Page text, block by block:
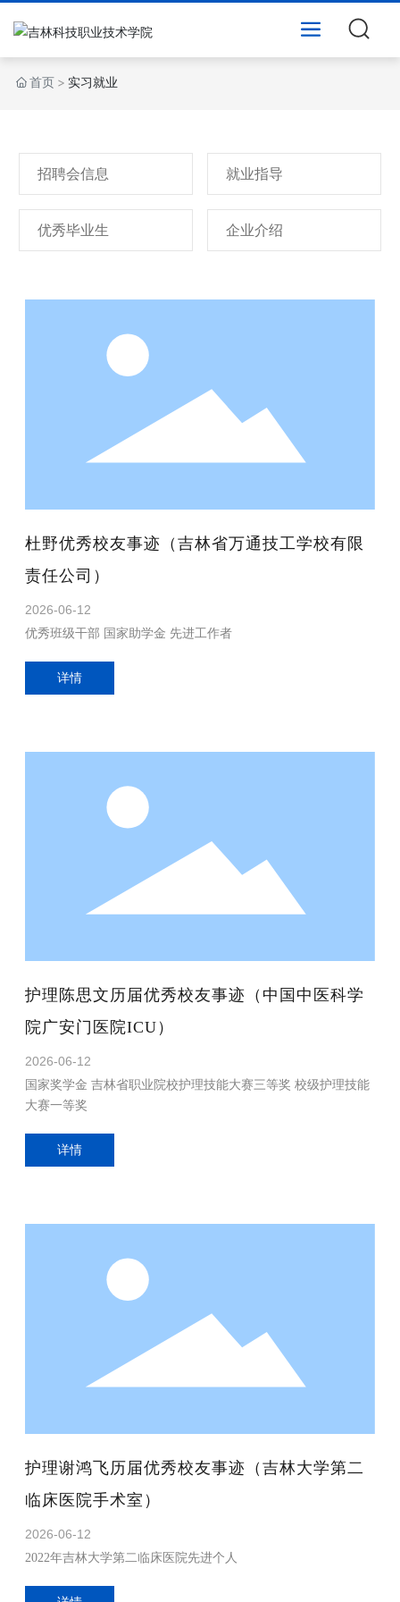
首页 实习就业
招聘会信息 就业指导
优秀毕业生 企业介绍
杜野优秀校友事迹（吉林省万通技工学校有限
责任公司）
2026-06-12
优秀班级干部 国家助学金 先进工作者
详情
护理陈思文历届优秀校友事迹（中国中医科学
院广安门医院ICU）
2026-06-12
国家奖学金 吉林省职业院校护理技能大赛三等奖 校级护理技能
大赛一等奖
详情
护理谢鸿飞历届优秀校友事迹（吉林大学第二
临床医院手术室）
2026-06-12
2022年吉林大学第二临床医院先进个人